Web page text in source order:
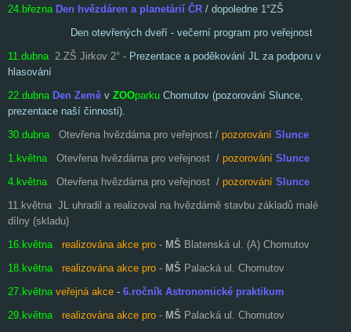
24.března Den hvězdáren a planetárií ČR / dopoledne 1°ZŠ
Den otevřených dveří - večerní program pro veřejnost
11.dubna 2.ZŠ Jirkov 2° - Prezentace a poděkování JL za podporu v
hlasování
22.dubna Den Země v ZOOparku Chomutov (pozorování Slunce,
prezentace naší činnosti).
30.dubna
Otevřena hvězdárna pro veřejnost / pozorování Slunce
1.května
Otevřena hvězdárna pro veřejnost / pozorování Slunce
4.května
Otevřena hvězdárna pro veřejnost / pozorování Slunce
11.května JL uhradil a realizoval na hvězdárně stavbu základů malé
dílny (skladu)
16.května
realizována akce pro - MŠ Blatenská ul. (A) Chomutov
18.května
realizována akce pro - MŠ Palacká ul. Chomutov
27.května veřejná akce - 6.ročník Astronomické praktikum
29.května
realizována akce pro - MŠ Palacká ul. Chomutov